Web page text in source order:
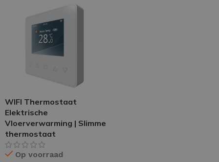
WIFI Thermostaat
Elektrische
Vloerverwarming | Slimme
thermostaat
Op voorraad